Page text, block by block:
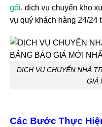
gói, dịch vụ chuyển kho
vụ quý khách hàng 24/24
DỊCH VỤ CHUYỂN NHÀ
GIÁ
Các Bước Thực